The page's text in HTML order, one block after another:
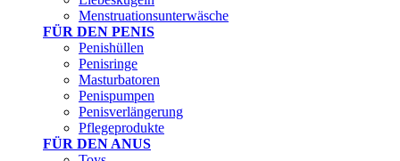
Menstruationsunterwäsche
FÜR DEN PENIS
Penishüllen
Penisringe
Masturbatoren
Penispumpen
Penisverlängerung
Pflegeprodukte
FÜR DEN ANUS